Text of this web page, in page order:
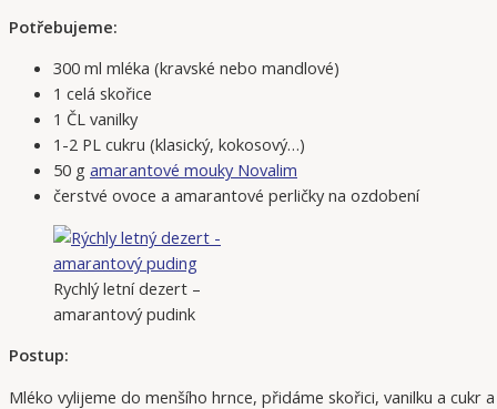
Potřebujeme:
300 ml mléka (kravské nebo mandlové)
1 celá skořice
1 ČL vanilky
1-2 PL cukru (klasický, kokosový…)
50 g amarantové mouky Novalim
čerstvé ovoce a amarantové perličky na ozdobení
Rychlý letní dezert –
amarantový pudink
Postup:
Mléko vylijeme do menšího hrnce, přidáme skořici, vanilku a cukr a